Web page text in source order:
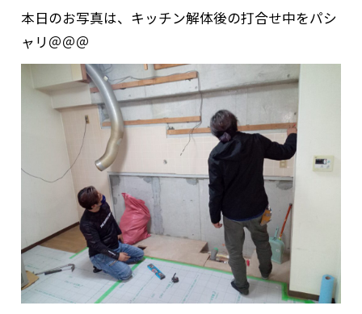
本日のお写真は、キッチン解体後の打合せ中をパシ
ャリ＠＠＠